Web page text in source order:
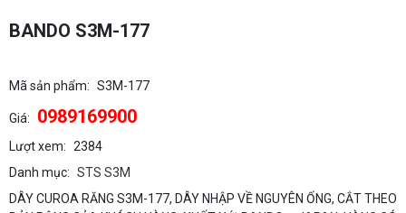
BANDO S3M-177
Mã sản phẩm: S3M-177
Giá: 0989169900
Lượt xem: 2384
Danh mục: STS S3M
DÂY CUROA RĂNG S3M-177, DÂY NHẬP VỀ NGUYÊN ỐNG, CẮT THEO